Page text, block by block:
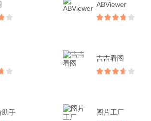
ABViewer
吉吉看图
助手 图片工厂